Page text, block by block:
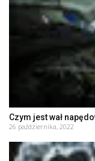
Czym jest wał
26 października, 2022